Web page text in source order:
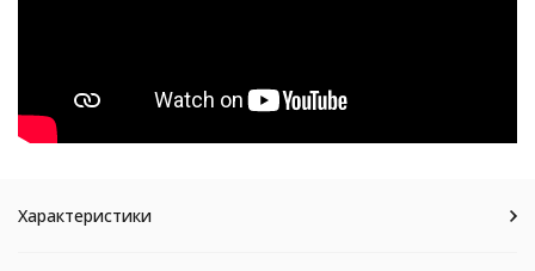
Характеристики